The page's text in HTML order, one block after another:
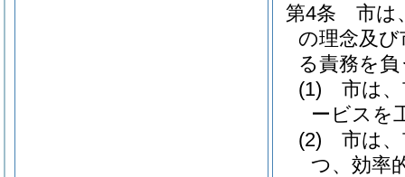
第4条
市は
の理念及
る責務を負
(1)
市は
ービスを
(2)
市は
つ、効率